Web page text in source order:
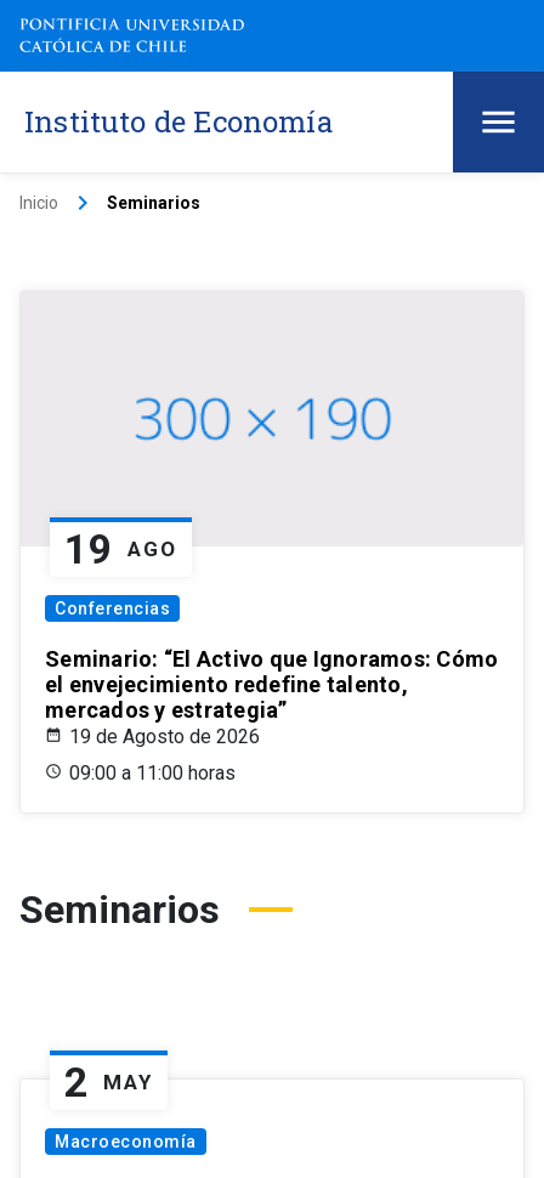
Instituto de Economía
Inicio keyboard_arrow_right Seminarios
19 AGO
Conferencias
Seminario: “El Activo que Ignoramos: Cómo
el envejecimiento redefine talento,
mercados y estrategia”
19 de Agosto de 2026
09:00 a 11:00 horas
Seminarios
2 MAY
Macroeconomía